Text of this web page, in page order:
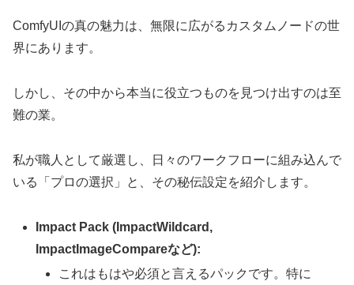
ComfyUIの真の魅力は、無限に広がるカスタムノードの世
界にあります。
しかし、その中から本当に役立つものを見つけ出すのは至
難の業。
私が職人として厳選し、日々のワークフローに組み込んで
いる「プロの選択」と、その秘伝設定を紹介します。
Impact Pack (ImpactWildcard,
ImpactImageCompareなど):
これはもはや必須と言えるパックです。特に